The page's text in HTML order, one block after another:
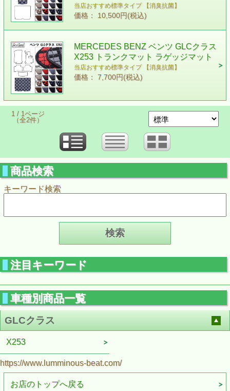
当店おすすめ標準タイプ 【消臭抗菌】
価格： 10,500円(税込)
MERCEDES BENZ ベンツ GLCクラス
X253 トランクマット ラゲッジマット
当店おすすめ標準タイプ 【消臭抗菌】
価格： 7,700円(税込)
1 / 1ページ
（全2件）
商品検索
キーワード検索
注目キーワード
車種別商品一覧
GLCクラス
X253
https://www.lumminous-beat.com/
お店のトップへ戻る